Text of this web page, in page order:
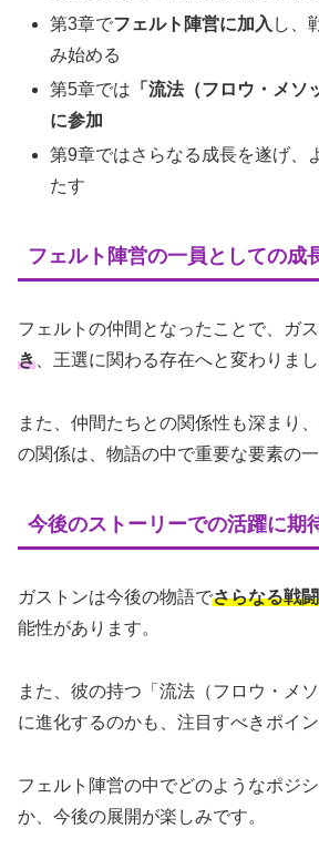
第3章でフェルト陣営に加入 し、
み始める
第5章では 「流法（フロウ・メソ
に参加
第9章ではさらなる成長を遂げ、
たす
フェルト陣営の一員としての成
フェルトの仲間となったことで、ガ
き 、王選に関わる存在へと変わりまし
また、仲間たちとの関係性も深まり
の関係は、物語の中で重要な要素の
今後のストーリーでの活躍に期
ガストンは今後の物語でさらなる戦
能性があります。
また、彼の持つ「流法（フロウ・メ
に進化するのかも、注目すべきポイン
フェルト陣営の中でどのようなポジ
か、今後の展開が楽しみです。